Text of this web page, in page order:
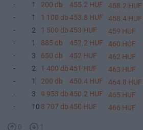
-
1 200 db
455.2 HUF
-
1 1 100 db453.8 HUF
-
2 1 500 db453 HUF
-
1 885 db
452.2 HUF
-
3 650 db
452 HUF
-
2 1 400 db451 HUF
-
1 200 db
450.4 HUF
-
3 9 953 db450.2 HUF
-
10 8 707 db450 HUF
458.2 HUF
458.4 HUF
459 HUF
460 HUF
462 HUF
463 HUF
464.8 HUF
465 HUF
466 HUF
0 1